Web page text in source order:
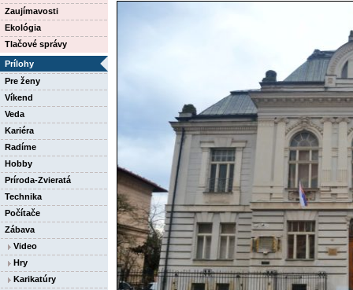
Zaujímavosti
Ekológia
Tlačové správy
Prílohy
Pre ženy
Víkend
Veda
Kariéra
Radíme
Hobby
Príroda-Zvieratá
Technika
Počítače
Zábava
Video
Hry
Karikatúry